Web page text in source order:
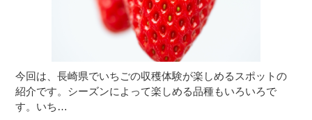
今回は、長崎県でいちごの収穫体験が楽しめるスポットの
紹介です。シーズンによって楽しめる品種もいろいろで
す。いち…